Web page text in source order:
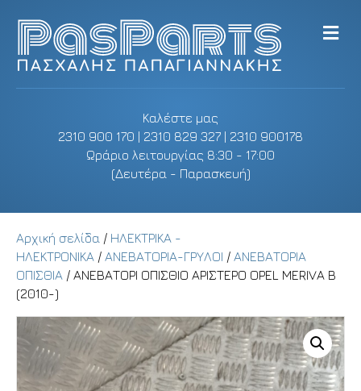
Καλέστε μας
2310 900 170 | 2310 829 327 | 2310 900178
Ωράριο λειτουργίας 8:30 - 17:00
(Δευτέρα - Παρασκευή)
M
e
Αρχική σελίδα / ΗΛΕΚΤΡΙΚΑ -
ΗΛΕΚΤΡΟΝΙΚΑ / ΑΝΕΒΑΤΟΡΙΑ-ΓΡΥΛΟΙ / ΑΝΕΒΑΤΟΡΙΑ
ΟΠΙΣΘΙΑ / ΑΝΕΒΑΤΟΡΙ ΟΠΙΣΘΙΟ ΑΡΙΣΤΕΡΟ OPEL MERIVA B
(2010-)